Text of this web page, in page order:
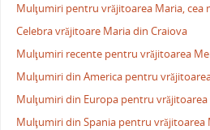
Mulţumiri pentru vrăjitoarea Maria, cea
Celebra vrăjitoare Maria din Craiova
Mulţumiri recente pentru vrăjitoarea
Mulţumiri din America pentru
Mulţumiri din Europa pentru vrăjitoarea
Mulţumiri din Spania pentru vrăjitoarea